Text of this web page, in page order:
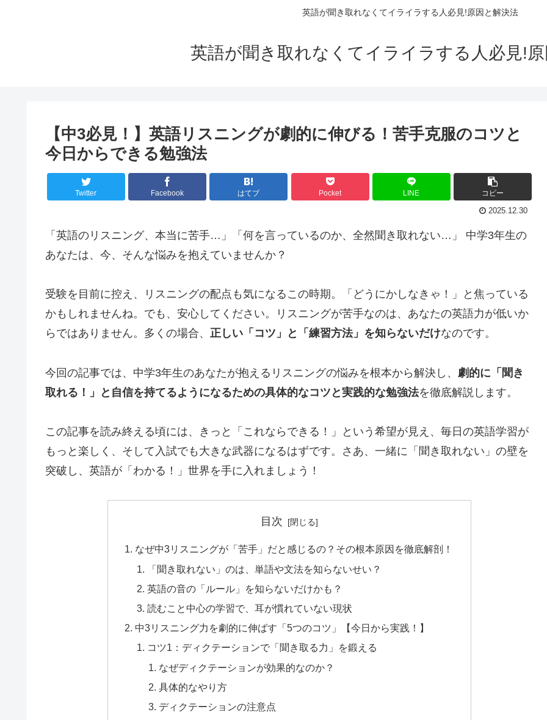
英語が聞き取れなくてイライラする人必見!原因と解決法
英語が聞き取れなくてイライラする人必見!
【中3必見！】英語リスニングが劇的に伸びる！苦手克服のコツと
今日からできる勉強法
Twitter Facebook はてブ Pocket LINE コピー
2025.12.30
「英語のリスニング、本当に苦手…」「何を言っているのか、全然聞き取れない…」 中学3年生の
あなたは、今、そんな悩みを抱えていませんか？
受験を目前に控え、リスニングの配点も気になるこの時期。「どうにかしなきゃ！」と焦っている
かもしれませんね。でも、安心してください。リスニングが苦手なのは、あなたの英語力が低いか
らではありません。多くの場合、 正しい「コツ」と「練習方法」を知らないだけなのです。
今回の記事では、中学3年生のあなたが抱えるリスニングの悩みを根本から解決し、 劇的に「聞き
取れる！」と自信を持てるようになるための具体的なコツと実践的な勉強法を徹底解説します。
この記事を読み終える頃には、きっと「これならできる！」という希望が見え、毎日の英語学習が
もっと楽しく、そして入試でも大きな武器になるはずです。さあ、一緒に「聞き取れない」の壁を
突破し、英語が「わかる！」世界を手に入れましょう！
目次
なぜ中3リスニングが「苦手」だと感じるの？その根本原因を徹底解剖！
「聞き取れない」のは、単語や文法を知らないせい？
英語の音の「ルール」を知らないだけかも？
読むこと中心の学習で、耳が慣れていない現状
中3リスニング力を劇的に伸ばす「5つのコツ」【今日から実践！】
コツ1：ディクテーションで「聞き取る力」を鍛える
なぜディクテーションが効果的なのか？
具体的なやり方
ディクテーションの注意点